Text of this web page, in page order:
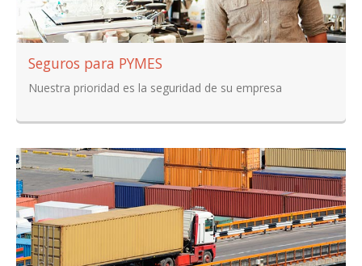
Seguros para PYMES
Nuestra prioridad es la seguridad de su empresa